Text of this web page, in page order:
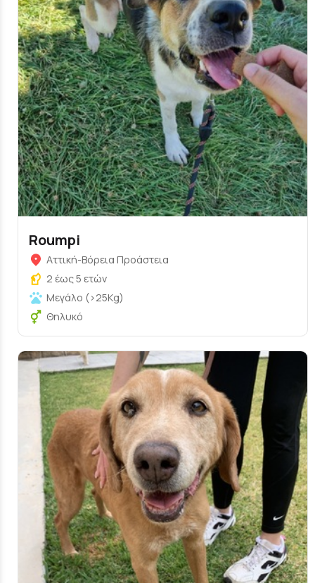
Roumpi
Αττική-Βόρεια Προάστεια
2 έως 5 ετών
Μεγάλο (>25Kg)
Θηλυκό